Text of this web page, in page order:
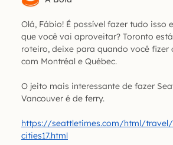
Olá, Fábio! É possível fazer tudo isso
que você vai aproveitar? Toronto
roteiro, deixe para quando você fizer
com Montréal e Québec.
O jeito mais interessante de fazer
Vancouver é de ferry.
https://seattletimes.com/html/travel/
cities17.html